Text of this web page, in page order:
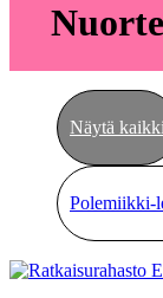
Näytä kaikki
Polemiikki-